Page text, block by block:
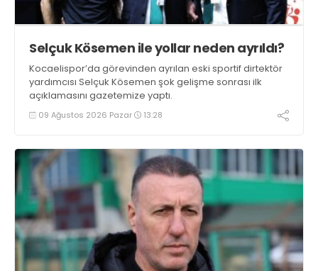
Selçuk Kösemen ile yollar neden ayrıldı?
Kocaelispor’da görevinden ayrılan eski sportif dirtektör
yardımcısı Selçuk Kösemen şok gelişme sonrası ilk
açıklamasını gazetemize yaptı.
09 Ağustos 2026 Pazar 13:28